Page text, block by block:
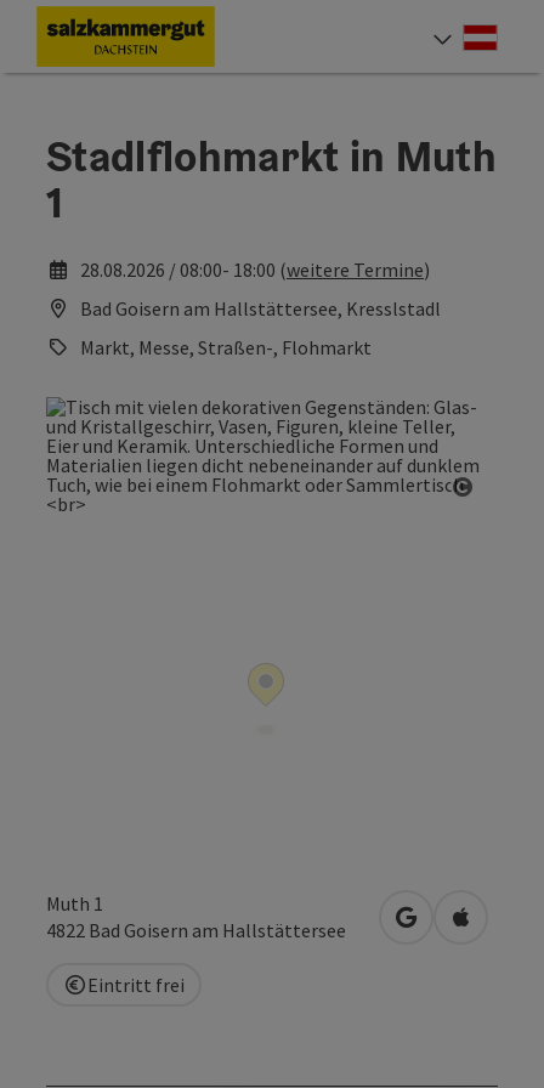
Zum InhaltAccesskey
[0]
Zur NavigationAccesskey
[1]
Zum Seitenanfang
Stadlflohmarkt in Muth
1
28.08.2026 / 08:00- 18:00 (weitere Termine)
Bad Goisern am Hallstättersee, Kresslstadl
Markt, Messe, Straßen-, Flohmarkt
Muth 1
4822 Bad Goisern am Hallstättersee in Googlein Apple
Eintritt frei